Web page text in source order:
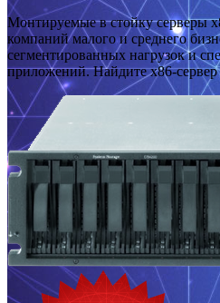
Монтируемые в стойку серверы
компаний малого и среднего
сегментированных нагрузок и
приложений. Найдите x86-